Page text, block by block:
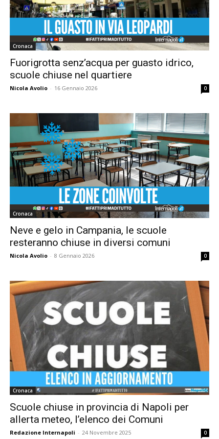
Cronaca
Fuorigrotta senz’acqua per guasto idrico,
scuole chiuse nel quartiere
Nicola Avolio - 16 Gennaio 2026 0
Cronaca
Neve e gelo in Campania, le scuole
resteranno chiuse in diversi comuni
Nicola Avolio - 8 Gennaio 2026 0
Cronaca
Scuole chiuse in provincia di Napoli per
allerta meteo, l’elenco dei Comuni
Redazione Internapoli - 24 Novembre 2025 0